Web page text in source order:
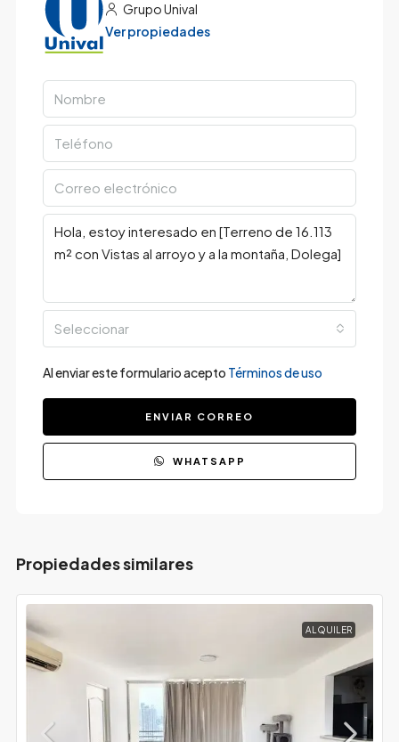
Grupo Unival
Ver propiedades
Seleccionar
Al enviar este formulario acepto Términos de uso
ENVIAR CORREO
WHATSAPP
Propiedades similares
ALQUILER